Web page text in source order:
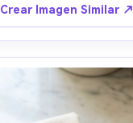
fotorrealista --ar 4:5
Crear Imagen Similar ↗